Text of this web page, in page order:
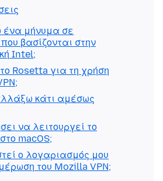
ένα μήνυμα σε
βασίζονται στην
Intel;
Rosetta για τη χρήση
κάτι αμέσως
να λειτουργεί το
macOS;
ο λογαριασμός μου
του Mozilla VPN;